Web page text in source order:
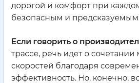
дорогой и комфорт при
безопасным и
Если говорить о
трассе, речь идет о
скоростей благодаря
эффективность. Но, конечно,